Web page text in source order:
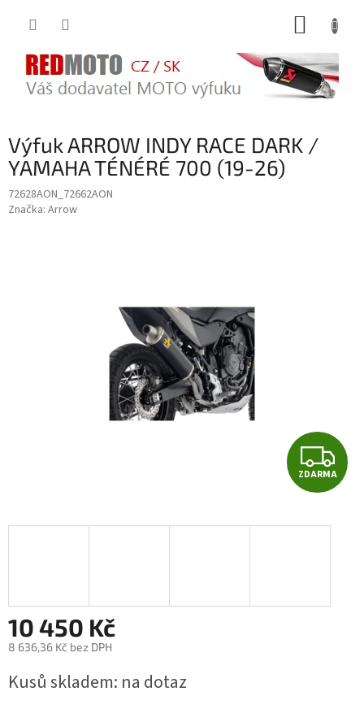
Výfuk ARROW INDY RACE DARK /
YAMAHA TÉNÉRÉ 700 (19-26)
72628AON_72662AON
Značka: Arrow
Z
D
ZDARMA
10 450 Kč
8 636,36 Kč bez DPH
cena:
Kusů skladem: na dotaz